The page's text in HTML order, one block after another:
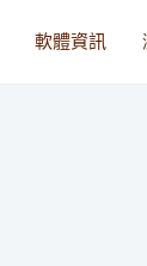
軟體資訊